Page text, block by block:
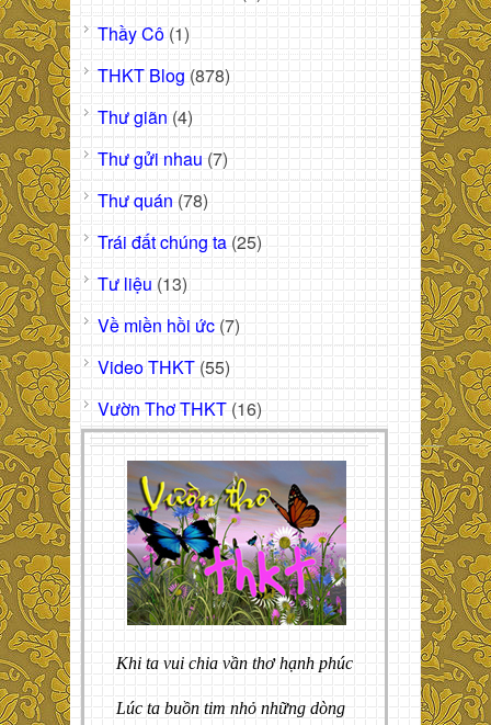
Thầy Cô (1)
THKT Blog (878)
Thư giãn (4)
Thư gửi nhau (7)
Thư quán (78)
Trái đất chúng ta (25)
Tư liệu (13)
Về miền hồi ức (7)
Video THKT (55)
Vườn Thơ THKT (16)
Khi ta vui chia vần thơ hạnh phúc
Lúc ta buồn tim nhỏ những dòng